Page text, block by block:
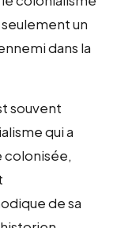
un
dans la
souvent
qui a
colonisée,
de sa